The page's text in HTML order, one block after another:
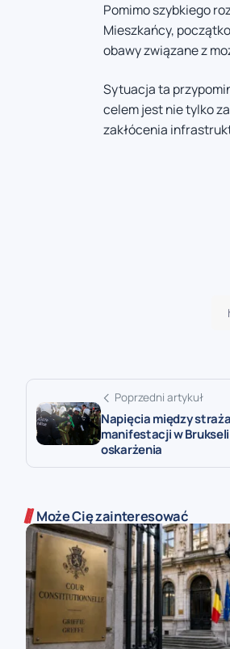
Pomimo szybkiego
Mieszkańcy,
obawy związane z
Sytuacja ta
celem jest nie tylko
zakłócenia
Poprzedni artykuł
Napięcia między
manifestacji w
oskarżenia
Może Cię zainteresować